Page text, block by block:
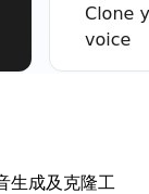
生成及克隆工